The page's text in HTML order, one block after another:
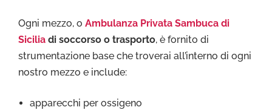
Ogni mezzo, o Ambulanza Privata Sambuca di
Sicilia di soccorso o trasporto, è fornito di
strumentazione base che troverai all’interno di ogni
nostro mezzo e include:
apparecchi per ossigeno